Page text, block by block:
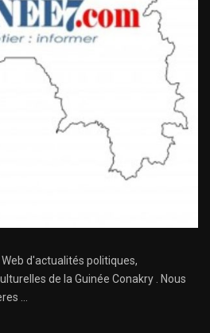
d'actualités politiques,
de la Guinée Conakry . Nous
...